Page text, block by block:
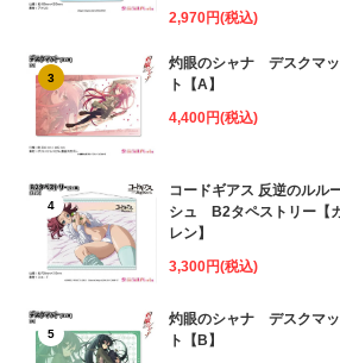
2,970円(税込)
3
灼眼のシャナ デスクマッ
ト【A】
4,400円(税込)
4
コードギアス 反逆のルル
シュ B2タペストリー【
レン】
3,300円(税込)
5
灼眼のシャナ デスクマッ
ト【B】